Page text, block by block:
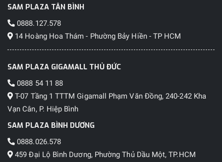
SAM PLAZA TÂN BÌNH
0888.127.578
14 Hoàng Hoa Thám - Phường Bảy Hiền - TP HCM
SAM PLAZA GIGAMALL THỦ ĐỨC
0888 54 11 88
T-07 Tầng 1 TTTM Gigamall Phạm Văn Đồng, 240-242 Kha
Vạn Cân, P. Hiệp Bình
SAM PLAZA BÌNH DƯƠNG
0888.026.578
459 Đại Lộ Bình Dương, Phường Thủ Dầu Một, TP.HCM